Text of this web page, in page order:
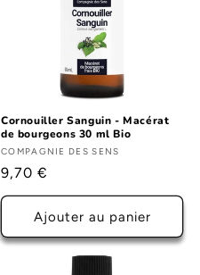
Cornouiller Sanguin - Macérat
de bourgeons 30 ml Bio
Fournisseur :
COMPAGNIE DES SENS
Prix
habituel
9,70 €
Ajouter au panier